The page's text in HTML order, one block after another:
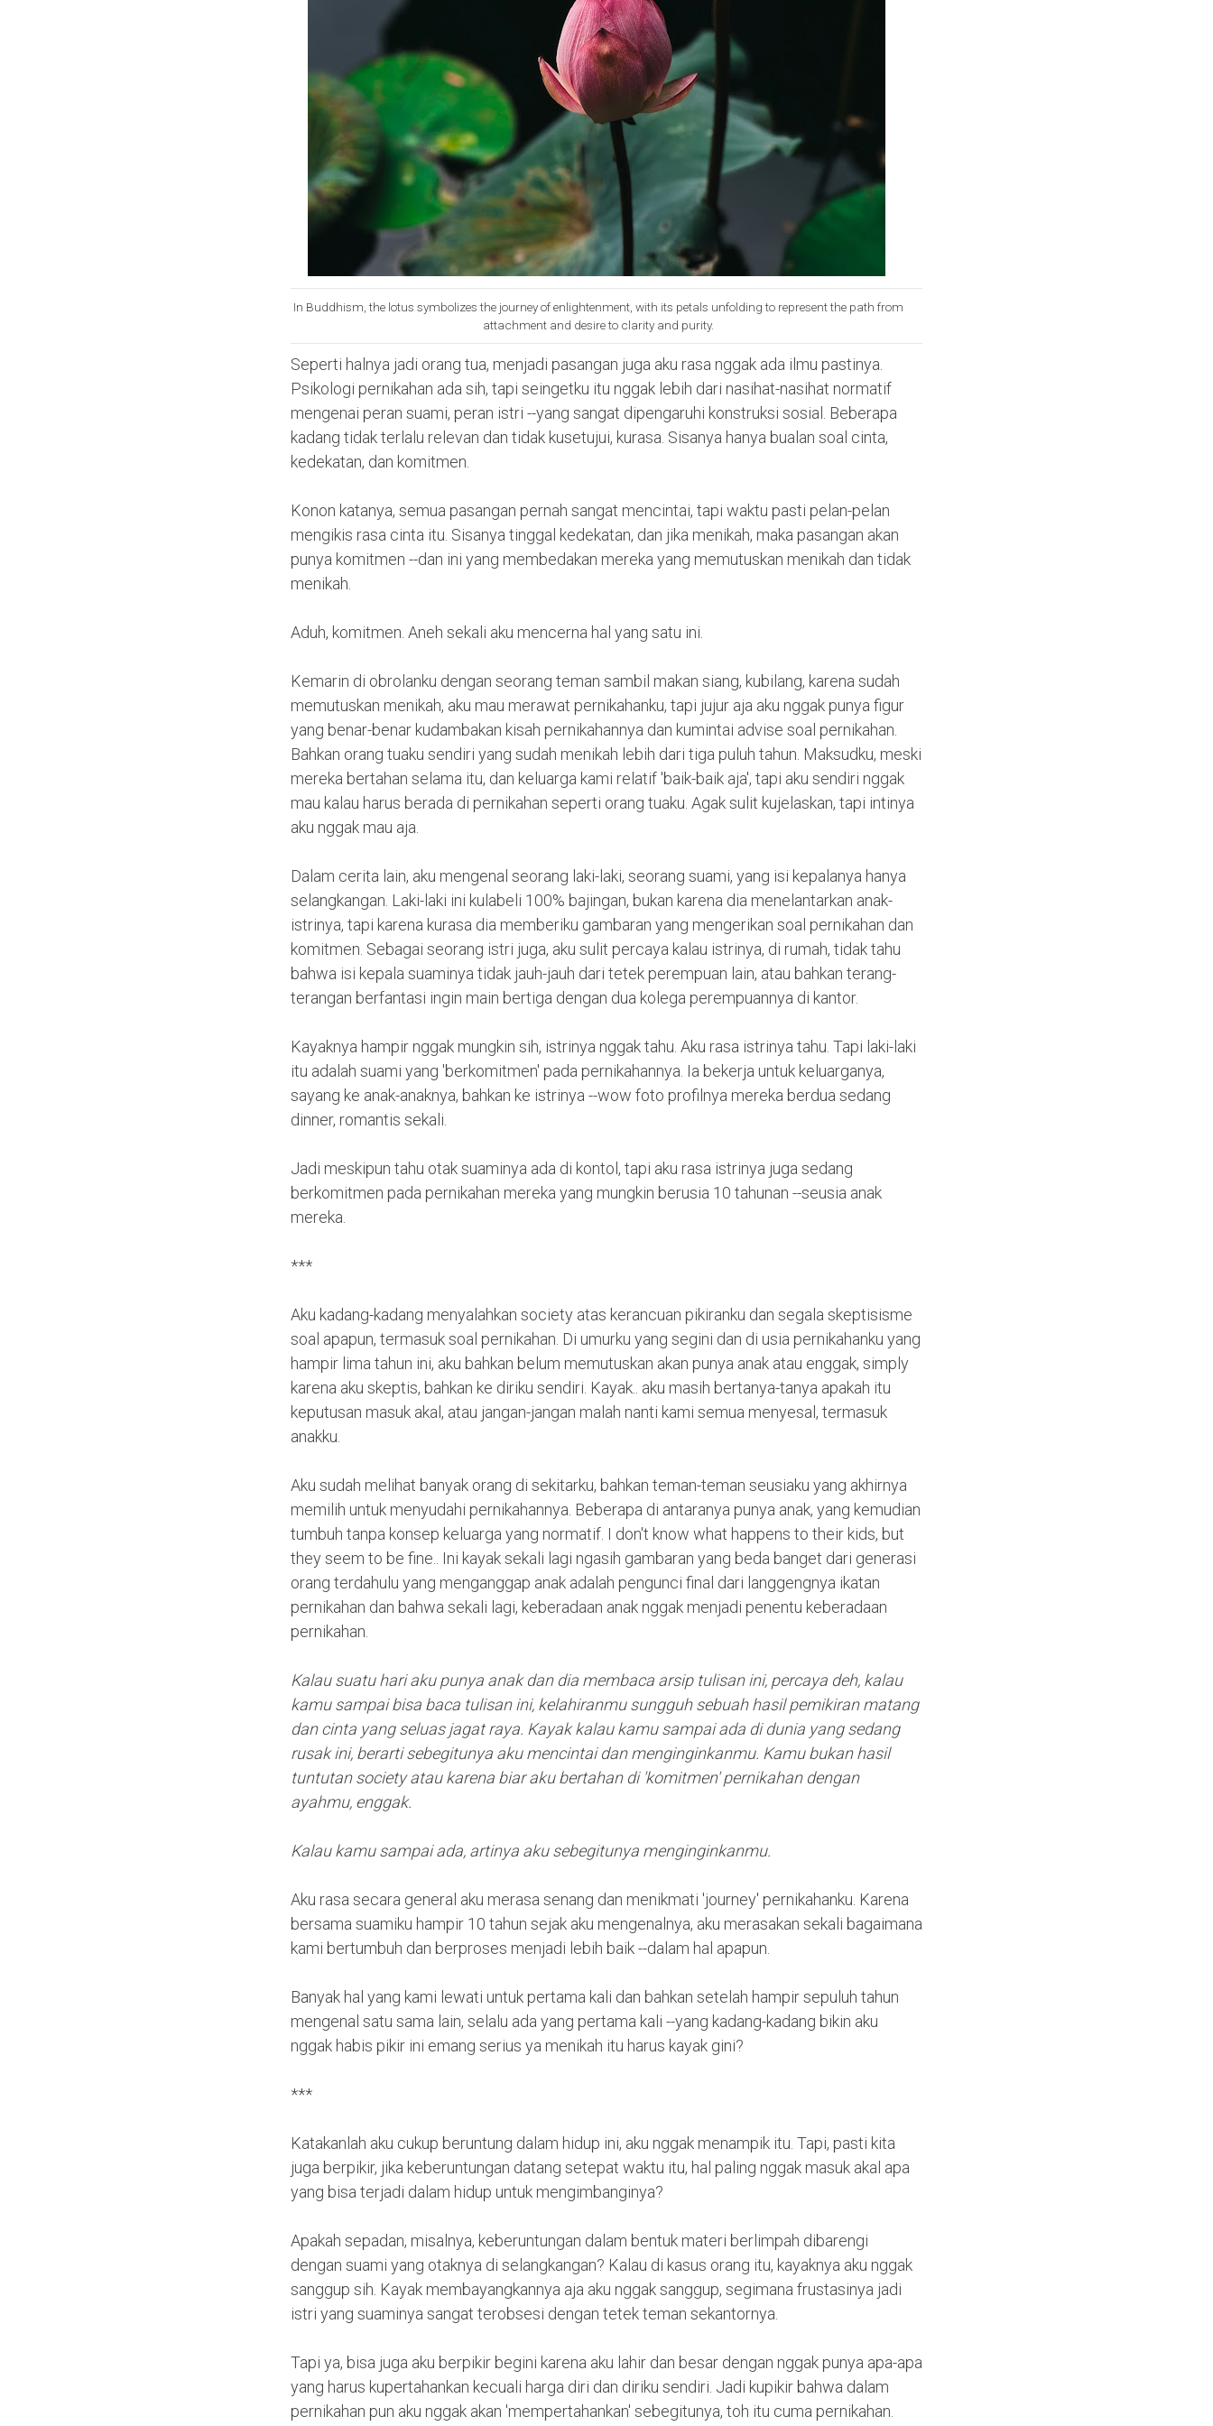
In Buddhism, the lotus symbolizes the journey of enlightenment, with its petals unfolding to represent the path from
attachment and desire to clarity and purity.
Seperti halnya jadi orang tua, menjadi pasangan juga aku rasa nggak ada ilmu pastinya.
Psikologi pernikahan ada sih, tapi seingetku itu nggak lebih dari nasihat-nasihat normatif
mengenai peran suami, peran istri --yang sangat dipengaruhi konstruksi sosial. Beberapa
kadang tidak terlalu relevan dan tidak kusetujui, kurasa. Sisanya hanya bualan soal cinta,
kedekatan, dan komitmen.
Konon katanya, semua pasangan pernah sangat mencintai, tapi waktu pasti pelan-pelan
mengikis rasa cinta itu. Sisanya tinggal kedekatan, dan jika menikah, maka pasangan akan
punya komitmen --dan ini yang membedakan mereka yang memutuskan menikah dan tidak
menikah.
Aduh, komitmen. Aneh sekali aku mencerna hal yang satu ini.
Kemarin di obrolanku dengan seorang teman sambil makan siang, kubilang, karena sudah
memutuskan menikah, aku mau merawat pernikahanku, tapi jujur aja aku nggak punya figur
yang benar-benar kudambakan kisah pernikahannya dan kumintai advise soal pernikahan.
Bahkan orang tuaku sendiri yang sudah menikah lebih dari tiga puluh tahun. Maksudku, meski
mereka bertahan selama itu, dan keluarga kami relatif 'baik-baik aja', tapi aku sendiri nggak
mau kalau harus berada di pernikahan seperti orang tuaku. Agak sulit kujelaskan, tapi intinya
aku nggak mau aja.
Dalam cerita lain, aku mengenal seorang laki-laki, seorang suami, yang isi kepalanya hanya
selangkangan. Laki-laki ini kulabeli 100% bajingan, bukan karena dia menelantarkan anak-
istrinya, tapi karena kurasa dia memberiku gambaran yang mengerikan soal pernikahan dan
komitmen. Sebagai seorang istri juga, aku sulit percaya kalau istrinya, di rumah, tidak tahu
bahwa isi kepala suaminya tidak jauh-jauh dari tetek perempuan lain, atau bahkan terang-
terangan berfantasi ingin main bertiga dengan dua kolega perempuannya di kantor.
Kayaknya hampir nggak mungkin sih, istrinya nggak tahu. Aku rasa istrinya tahu. Tapi laki-laki
itu adalah suami yang 'berkomitmen' pada pernikahannya. Ia bekerja untuk keluarganya,
sayang ke anak-anaknya, bahkan ke istrinya --wow foto profilnya mereka berdua sedang
dinner, romantis sekali.
Jadi meskipun tahu otak suaminya ada di kontol, tapi aku rasa istrinya juga sedang
berkomitmen pada pernikahan mereka yang mungkin berusia 10 tahunan --seusia anak
mereka.
***
Aku kadang-kadang menyalahkan society atas kerancuan pikiranku dan segala skeptisisme
soal apapun, termasuk soal pernikahan. Di umurku yang segini dan di usia pernikahanku yang
hampir lima tahun ini, aku bahkan belum memutuskan akan punya anak atau enggak, simply
karena aku skeptis, bahkan ke diriku sendiri. Kayak.. aku masih bertanya-tanya apakah itu
keputusan masuk akal, atau jangan-jangan malah nanti kami semua menyesal, termasuk
anakku.
Aku sudah melihat banyak orang di sekitarku, bahkan teman-teman seusiaku yang akhirnya
memilih untuk menyudahi pernikahannya. Beberapa di antaranya punya anak, yang kemudian
tumbuh tanpa konsep keluarga yang normatif. I don't know what happens to their kids, but
they seem to be fine.. Ini kayak sekali lagi ngasih gambaran yang beda banget dari generasi
orang terdahulu yang menganggap anak adalah pengunci final dari langgengnya ikatan
pernikahan dan bahwa sekali lagi, keberadaan anak nggak menjadi penentu keberadaan
pernikahan.
Kalau suatu hari aku punya anak dan dia membaca arsip tulisan ini, percaya deh, kalau
kamu sampai bisa baca tulisan ini, kelahiranmu sungguh sebuah hasil pemikiran matang
dan cinta yang seluas jagat raya. Kayak kalau kamu sampai ada di dunia yang sedang
rusak ini, berarti sebegitunya aku mencintai dan menginginkanmu. Kamu bukan hasil
tuntutan society atau karena biar aku bertahan di 'komitmen' pernikahan dengan
ayahmu, enggak.
Kalau kamu sampai ada, artinya aku sebegitunya menginginkanmu.
Aku rasa secara general aku merasa senang dan menikmati 'journey' pernikahanku. Karena
bersama suamiku hampir 10 tahun sejak aku mengenalnya, aku merasakan sekali bagaimana
kami bertumbuh dan berproses menjadi lebih baik --dalam hal apapun.
Banyak hal yang kami lewati untuk pertama kali dan bahkan setelah hampir sepuluh tahun
mengenal satu sama lain, selalu ada yang pertama kali --yang kadang-kadang bikin aku
nggak habis pikir ini emang serius ya menikah itu harus kayak gini?
***
Katakanlah aku cukup beruntung dalam hidup ini, aku nggak menampik itu. Tapi, pasti kita
juga berpikir, jika keberuntungan datang setepat waktu itu, hal paling nggak masuk akal apa
yang bisa terjadi dalam hidup untuk mengimbanginya?
Apakah sepadan, misalnya, keberuntungan dalam bentuk materi berlimpah dibarengi
dengan suami yang otaknya di selangkangan? Kalau di kasus orang itu, kayaknya aku nggak
sanggup sih. Kayak membayangkannya aja aku nggak sanggup, segimana frustasinya jadi
istri yang suaminya sangat terobsesi dengan tetek teman sekantornya.
Tapi ya, bisa juga aku berpikir begini karena aku lahir dan besar dengan nggak punya apa-apa
yang harus kupertahankan kecuali harga diri dan diriku sendiri. Jadi kupikir bahwa dalam
pernikahan pun aku nggak akan 'mempertahankan' sebegitunya, toh itu cuma pernikahan.